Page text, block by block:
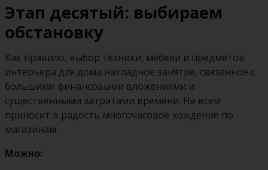
Этап десятый: выбираем
обстановку
Как правило, выбор техники, мебели и предметов
интерьера для дома накладное занятие, связанное с
большими финансовыми вложениями и
существенными затратами времени. Не всем
приносит в радость многочасовое хождение по
магазинам.
Можно: